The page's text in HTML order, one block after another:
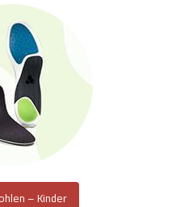
– Kinder